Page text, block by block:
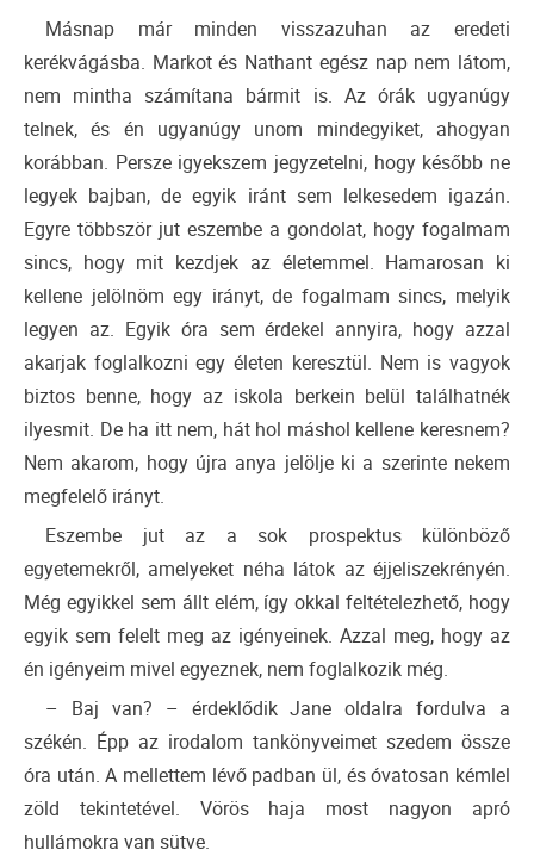
Másnap már minden visszazuhan az eredeti
kerékvágásba. Markot és Nathant egész nap nem látom,
nem mintha számítana bármit is. Az órák ugyanúgy
telnek, és én ugyanúgy unom mindegyiket, ahogyan
korábban. Persze igyekszem jegyzetelni, hogy később ne
legyek bajban, de egyik iránt sem lelkesedem igazán.
Egyre többször jut eszembe a gondolat, hogy fogalmam
sincs, hogy mit kezdjek az életemmel. Hamarosan ki
kellene jelölnöm egy irányt, de fogalmam sincs, melyik
legyen az. Egyik óra sem érdekel annyira, hogy azzal
akarjak foglalkozni egy életen keresztül. Nem is vagyok
biztos benne, hogy az iskola berkein belül találhatnék
ilyesmit. De ha itt nem, hát hol máshol kellene keresnem?
Nem akarom, hogy újra anya jelölje ki a szerinte nekem
megfelelő irányt.
Eszembe jut az a sok prospektus különböző
egyetemekről, amelyeket néha látok az éjjeliszekrényén.
Még egyikkel sem állt elém, így okkal feltételezhető, hogy
egyik sem felelt meg az igényeinek. Azzal meg, hogy az
én igényeim mivel egyeznek, nem foglalkozik még.
– Baj van? – érdeklődik Jane oldalra fordulva a
székén. Épp az irodalom tankönyveimet szedem össze
óra után. A mellettem lévő padban ül, és óvatosan kémlel
zöld tekintetével. Vörös haja most nagyon apró
hullámokra van sütve.